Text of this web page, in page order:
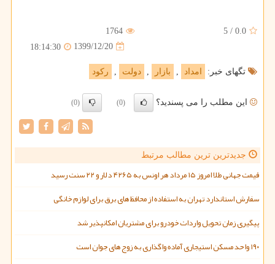
0.0
/
5
1764
1399/12/20
18:14:30
تگهای خبر: امداد , بازار , دولت , ركود
این مطلب را می پسندید؟ (0)
(0)
جدیدترین ترین مطالب مرتبط
قیمت جهانی طلا امروز ۱۵ مرداد هر اونس به ۴۲۶۵ دلار و ۲۲ سنت رسید
سفارش استاندارد تهران به استفاده از محافظ های برق برای لوازم خانگی
پیگیری زمان تحویل واردات خودرو برای مشتریان امکانپذیر شد
۱۹۰ واحد مسکن استیجاری آماده واگذاری به زوج های جوان است